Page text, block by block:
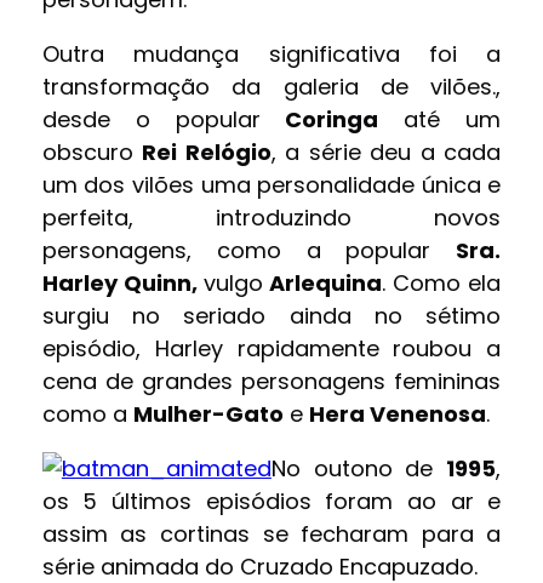
Outra mudança significativa foi a
transformação da galeria de vilões.,
desde o popular Coringa até um
obscuro Rei Relógio, a série deu a cada
um dos vilões uma personalidade única e
perfeita, introduzindo novos
personagens, como a popular Sra.
Harley Quinn, vulgoArlequina. Como ela
surgiu no seriado ainda no sétimo
episódio, Harley rapidamente roubou a
cena de grandes personagens femininas
como a Mulher-Gato e Hera Venenosa.
No outono de 1995,
os 5 últimos episódios foram ao ar e
assim as cortinas se fecharam para a
série animada do Cruzado Encapuzado.